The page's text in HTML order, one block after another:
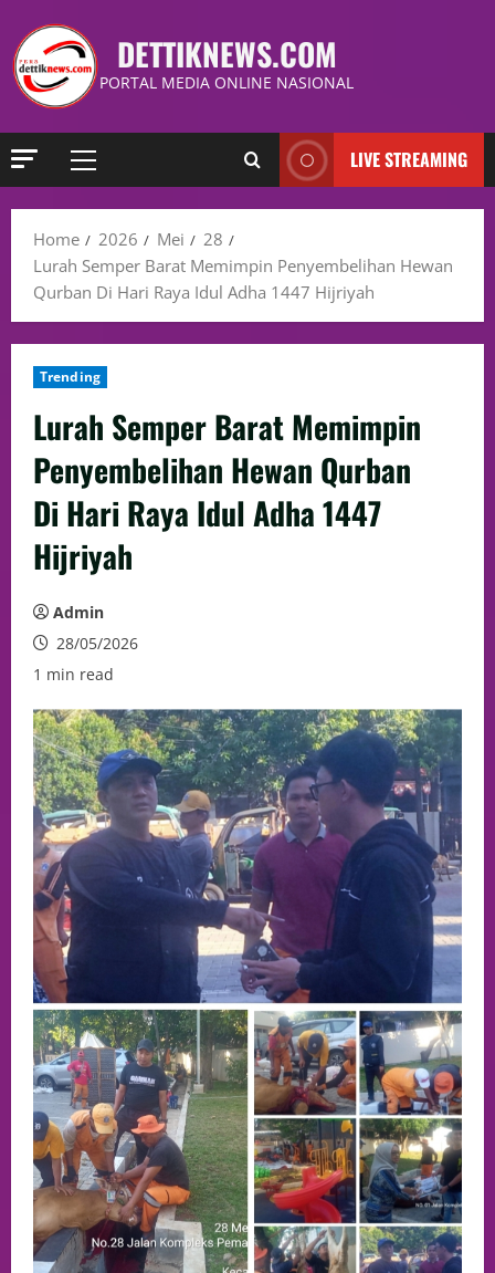
DETTIKNEWS.COM
PORTAL MEDIA ONLINE NASIONAL
LIVE STREAMING
Home 2026 Mei
28
Lurah Semper Barat Memimpin Penyembelihan Hewan
Qurban Di Hari Raya Idul Adha 1447 Hijriyah
Trending
Lurah Semper Barat Memimpin
Penyembelihan Hewan Qurban
Di Hari Raya Idul Adha 1447
Hijriyah
Admin
28/05/2026
1 min read